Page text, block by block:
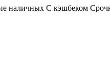
наличных С кэшбеком